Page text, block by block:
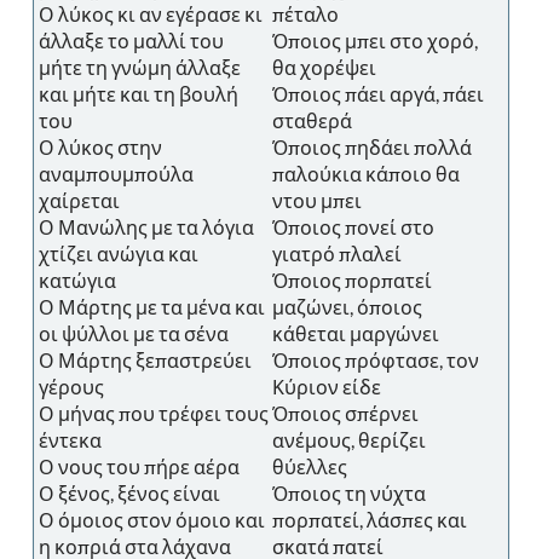
Ο λύκος κι αν εγέρασε κι
άλλαξε το μαλλί του
μήτε τη γνώμη άλλαξε
και μήτε και τη βουλή
του
Ο λύκος στην
αναμπουμπούλα
χαίρεται
Ο Μανώλης με τα λόγια
χτίζει ανώγια και
κατώγια
Ο Μάρτης με τα μένα και
οι ψύλλοι με τα σένα
Ο Μάρτης ξεπαστρεύει
γέρους
Ο μήνας που τρέφει τους
έντεκα
Ο νους του πήρε αέρα
Ο ξένος, ξένος είναι
Ο όμοιος στον όμοιο και
η κοπριά στα λάχανα
πέταλο
Όποιος μπει στο χορό,
θα χορέψει
Όποιος πάει αργά, πάει
σταθερά
Όποιος πηδάει πολλά
παλούκια κάποιο θα
ντου μπει
Όποιος πονεί στο
γιατρό πλαλεί
Όποιος πορπατεί
μαζώνει, όποιος
κάθεται μαργώνει
Όποιος πρόφτασε, τον
Κύριον είδε
Όποιος σπέρνει
ανέμους, θερίζει
θύελλες
Όποιος τη νύχτα
πορπατεί, λάσπες και
σκατά πατεί